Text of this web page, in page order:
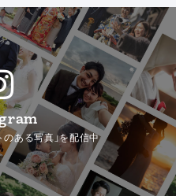
のある写真」を配信中